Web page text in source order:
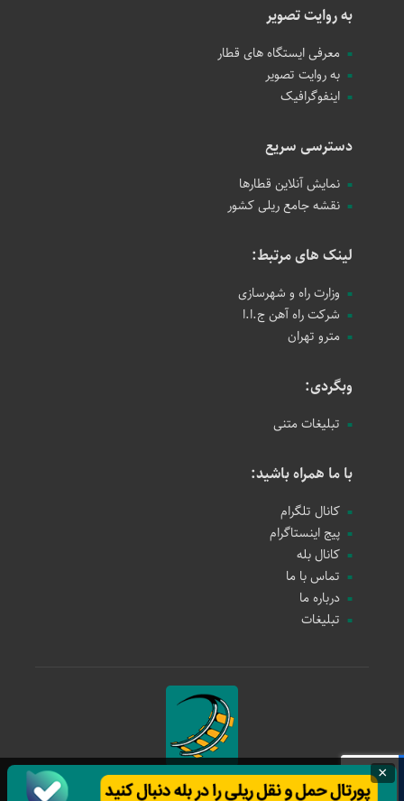
به روایت تصویر
معرفی ایستگاه های قطار
به روایت تصویر
اینفوگرافیک
دسترسی سریع
نمایش آنلاین قطارها
نقشه جامع ریلی کشور
لینک های مرتبط:
وزارت راه و شهرسازی
شرکت راه آهن ج.ا.ا
مترو تهران
وبگردی:
تبلیغات متنی
با ما همراه باشید:
کانال تلگرام
پیج اینستاگرام
کانال بله
تماس با ما
درباره ما
تبلیغات
حمل و نقل ریلی
×